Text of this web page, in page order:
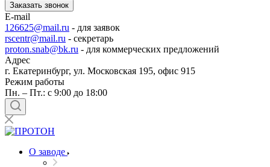
Заказать звонок
E-mail
126625@mail.ru - для заявок
rscentr@mail.ru - секретарь
proton.snab@bk.ru - для коммерческих предложений
Адрес
г. Екатеринбург, ул. Московская 195, офис 915
Режим работы
Пн. – Пт.: с 9:00 до 18:00
О заводе